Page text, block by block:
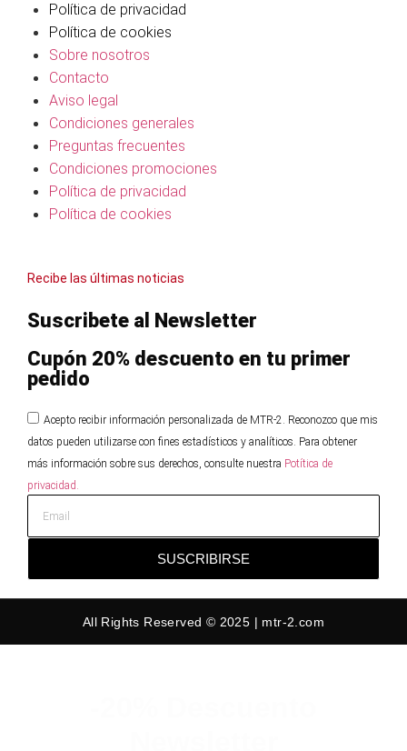
Política de privacidad
Política de cookies
Sobre nosotros
Contacto
Aviso legal
Condiciones generales
Preguntas frecuentes
Condiciones promociones
Política de privacidad
Política de cookies
Recibe las últimas noticias
Suscribete al Newsletter
Cupón 20% descuento en tu primer
pedido
Acepto recibir información personalizada de MTR-2. Reconozco que mis
datos pueden utilizarse con fines estadísticos y analíticos. Para obtener
más información sobre sus derechos, consulte nuestra Potítica de
privacidad.
SUSCRIBIRSE
All Rights Reserved © 2025 | mtr-2.com